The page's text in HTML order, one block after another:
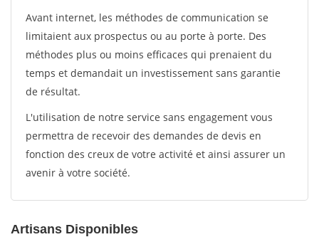
Avant internet, les méthodes de communication se
limitaient aux prospectus ou au porte à porte. Des
méthodes plus ou moins efficaces qui prenaient du
temps et demandait un investissement sans garantie
de résultat.
L'utilisation de notre service sans engagement vous
permettra de recevoir des demandes de devis en
fonction des creux de votre activité et ainsi assurer un
avenir à votre société.
Artisans Disponibles